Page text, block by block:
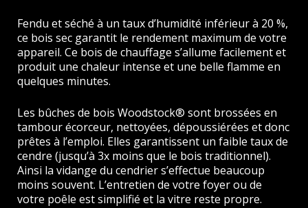
Fendu et séché à un taux d’humidité inférieur à 20 %,
ce bois sec garantit le rendement maximum de votre
appareil. Ce bois de chauffage s’allume facilement et
produit une chaleur intense et une belle flamme en
quelques minutes.
Les bûches de bois Woodstock® sont brossées en
tambour écorceur, nettoyées, dépoussiérées et donc
prêtes à l’emploi. Elles garantissent un faible taux de
cendre (jusqu’à 3x moins que le bois traditionnel).
Ainsi la vidange du cendrier s’effectue beaucoup
moins souvent. L’entretien de votre foyer ou de
votre poêle est simplifié et la vitre reste propre.